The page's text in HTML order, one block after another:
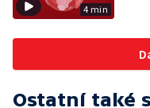
4 min
Ostatní také